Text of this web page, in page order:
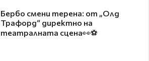
Бербо смени терена: от „Олд
Трафорд“ директно на
театралната сцена👀⚽